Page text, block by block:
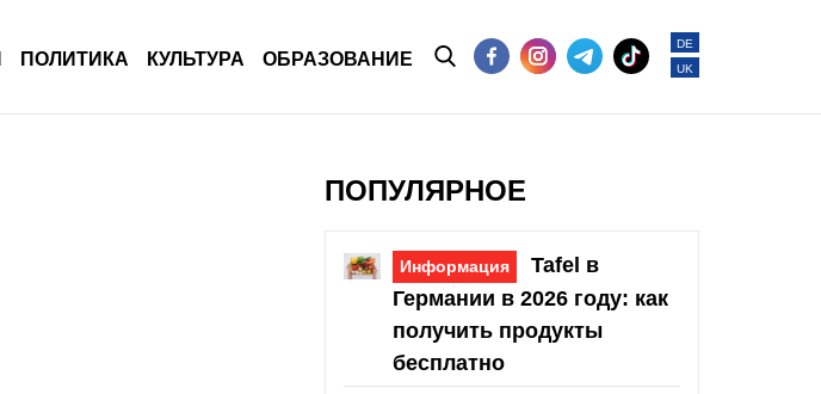
ПОЛИТИКА КУЛЬТУРА ОБРАЗОВАНИЕ
DE
UK
ПОПУЛЯРНОЕ
Информация
Tafel в
Германии в 2026 году: как
получить продукты
бесплатно